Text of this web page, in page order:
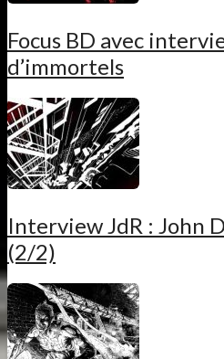
Focus BD avec
d’immortels
Interview JdR : John
(2/2)